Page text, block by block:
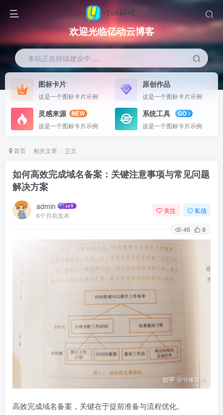
欢迎光临亿动云博客
本站正在持续建设中.....
图标卡片
这是一个图标卡片示例
原创作品
这是一个图标卡片示例
灵感来源
NEW
这是一个图标卡片示例
系统工具
GO
这是一个图标卡片示例
首页 相关文章 正文
如何高效完成域名备案：关键注意事项与常见问题
解决方案
admin
6个月前发布
关注 私信
46 8
高效完成域名备案，关键在于提前准备与流程优化。